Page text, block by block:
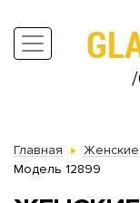
Главная Женские
Модель 12899